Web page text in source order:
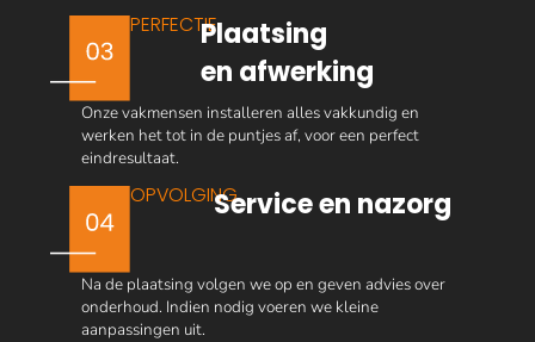
PERFECTIEPlaatsing
en afwerking
Onze vakmensen installeren alles vakkundig en
werken het tot in de puntjes af, voor een perfect
eindresultaat.
OPVOLGINGService en nazorg
Na de plaatsing volgen we op en geven advies over
onderhoud. Indien nodig voeren we kleine
aanpassingen uit.